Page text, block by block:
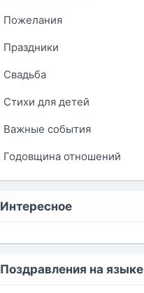
Пожелания
Праздники
Свадьба
Стихи для детей
Важные события
Годовщина отношений
Интересное
Поздравления на языке